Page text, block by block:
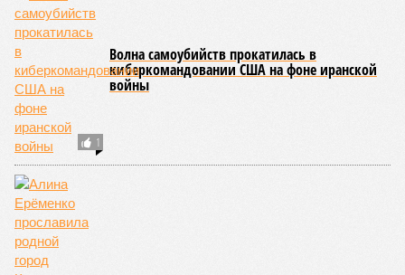
1
Волна самоубийств прокатилась в
киберкомандовании США на фоне иранской
войны